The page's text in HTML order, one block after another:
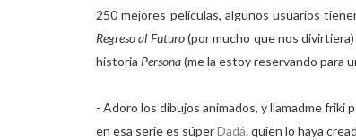
250 mejores películas, algunos usuarios
Regreso al Futuro(por mucho que nos
historia Persona(me la estoy reservando para
- Adoro los dibujos animados, y llamadme friki
en esa serie es súperDadá. quien lo haya